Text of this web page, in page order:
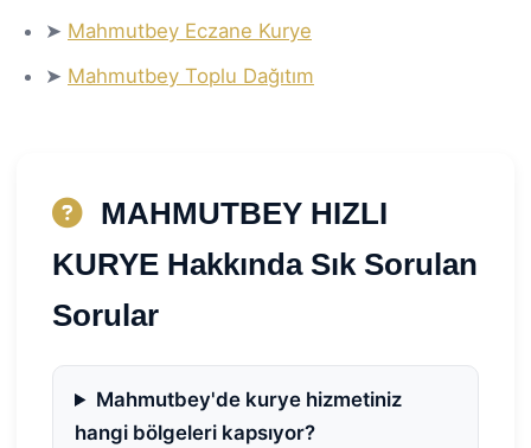
➤ Mahmutbey Eczane Kurye
➤ Mahmutbey Toplu Dağıtım
MAHMUTBEY HIZLI
KURYE Hakkında Sık Sorulan
Sorular
Mahmutbey'de kurye hizmetiniz
hangi bölgeleri kapsıyor?